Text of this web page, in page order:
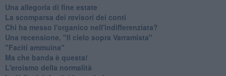
Una allegoria di fine estate
La scomparsa dei revisori dei conti
Chi ha messo l'organico nell'indifferenziata?
Una recensione, "Il cielo sopra Varramista"
​"Faciti ammuina"
Ma che banda è questa!
L'eroismo della normalità